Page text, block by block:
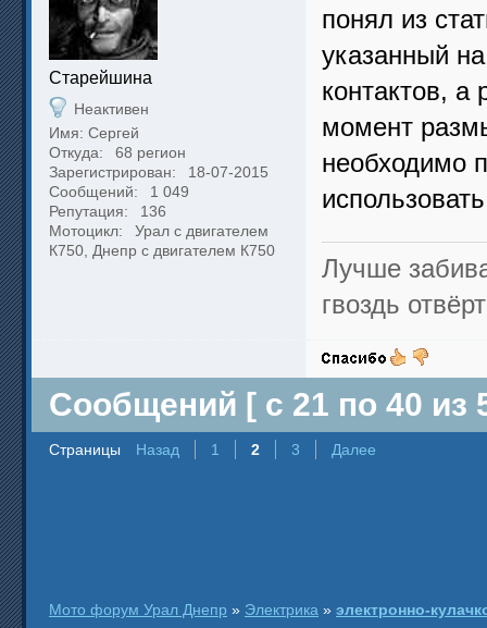
Cтарейшина
Неактивен
Имя: Сергей
Откуда:
68 регион
Зарегистрирован:
18-07-2015
Сообщений:
1 049
Репутация:
136
Мотоцикл:
Урал с двигателем
К750, Днепр с двигателем К750
понял из
указанный
контактов, а
момент
необходимо
Лучше
гвоздь
Сообщений [ с 21 по 40 из
Страницы Назад 1 2 3 Далее
Мото форум Урал Днепр » Электрика » электронно-